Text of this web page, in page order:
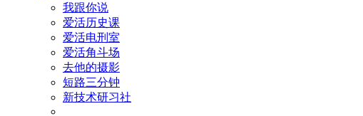
我跟你说
爱活历史课
爱活电刑室
爱活角斗场
去他的摄影
短路三分钟
新技术研习社